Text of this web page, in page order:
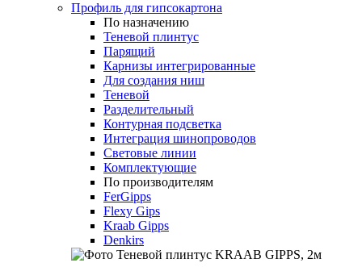
Профиль для гипсокартона
По назначению
Теневой плинтус
Парящий
Карнизы интегрированные
Для создания ниш
Теневой
Разделительный
Контурная подсветка
Интеграция шинопроводов
Световые линии
Комплектующие
По производителям
FerGipps
Flexy Gips
Kraab Gipps
Denkirs